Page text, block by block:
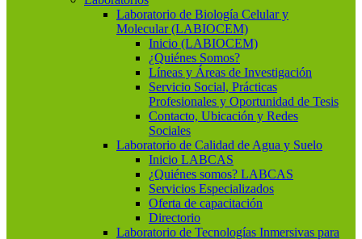
Laboratorio de Biología Celular y
Molecular (LABIOCEM)
Inicio (LABIOCEM)
¿Quiénes Somos?
Líneas y Áreas de Investigación
Servicio Social, Prácticas
Profesionales y Oportunidad de Tesis
Contacto, Ubicación y Redes
Sociales
Laboratorio de Calidad de Agua y Suelo
Inicio LABCAS
¿Quiénes somos? LABCAS
Servicios Especializados
Oferta de capacitación
Directorio
Laboratorio de Tecnologías Inmersivas para